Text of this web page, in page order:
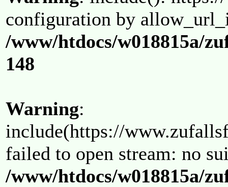
configuration by
/www/htdocs/w018815a/
148
Warning:
include(https://
failed to open stream: no
/www/htdocs/w018815a/